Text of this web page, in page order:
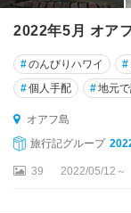
2022年5月 オア
#のんびりハワイ #
#個人手配 #地元
オアフ島
旅行記グループ
39 2022/05/12～